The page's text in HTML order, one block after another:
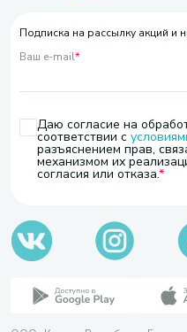
Подписка на рассылку акций и
Ваш e-mail*
Даю согласие на
соответствии с
разъяснением прав,
механизмом их
согласия или отказа.